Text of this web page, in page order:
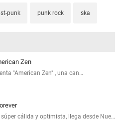
punk punk rock ska
Zen
"American Zen" , una can…
cálida y optimista, llega desde Nue…